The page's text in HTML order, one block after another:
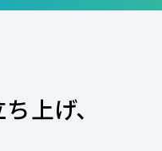
上げ、